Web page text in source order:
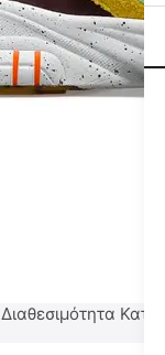
Διαθεσιμότητα